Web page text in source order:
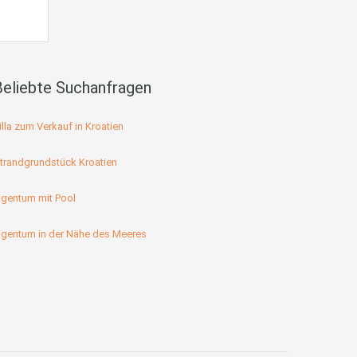
Suchanfragen
zum Verkauf in Kroatien
Kroatien
mit Pool
in der Nähe des Meeres